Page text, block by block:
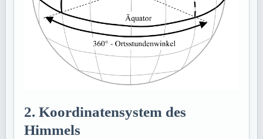
2. Koordinatensystem des
Himmels